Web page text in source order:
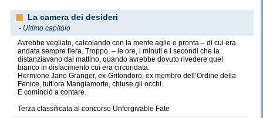
rude nel riferire il proprio pensiero, l’esemplare diventa cordiale se
approcciato inluoghi poco affollati
possibile attirarlo con argomenti di suo interesse:
letteratura, buona musica, pomodori, gatti, cosplay e My Little Pony.
Ha pubblicato due libri di cui non spaccia i titoli e sta lavorando al terzo.
Nel frattempo accompagna il tutto con il mestiere di Editor per una CE e
con il suo primo, vero lavoro:fingersi un adulto responsabile
comporta ancora come un adolescente.
Quando non scrive/edita/legge,
dubbio gusto e utilità
La camera dei desideri
- Ultimo capitolo
Avrebbe vegliato, calcolando con la mente agile e pronta – di cui era
andata sempre fiera. Troppo. – le ore, i minuti e i secondi che la
distanziavano dal mattino, quando avrebbe dovuto rivedere quel
bianco in disfacimento cui era circondata.
Hermione Jane Granger, ex-Grifondoro, ex membro dell’Ordine della
Fenice, tutt’ora Mangiamorte, chiuse gli occhi.
E cominciò a contare.
Terza classificata al concorso Unforgivable Fate